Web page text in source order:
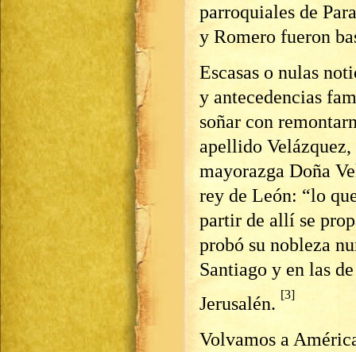
parroquiales de
y Romero fueron
Escasas o nulas
y antecedencias
soñar con
apellido
mayorazga Doña
rey de León: “lo
partir de allí se
probó su nobleza
Santiago y en las
Jerusalén. [3]
Volvamos a